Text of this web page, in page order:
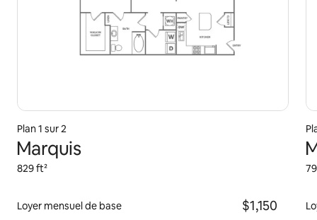
Plan 1 sur 2
Marquis
829 ft²
Loyer mensuel de base $1,150